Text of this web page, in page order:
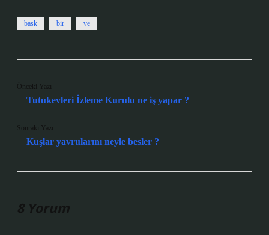
bask bir ve
Önceki Yazı
Tutukevleri İzleme Kurulu ne iş yapar ?
Sonraki Yazı
Kuşlar yavrularını neyle besler ?
8 Yorum